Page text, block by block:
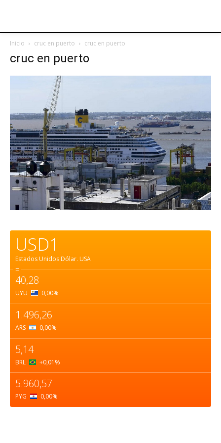
Inicio cruc en puerto cruc en puerto
cruc en puerto
USD1
Estados Unidos Dólar. USA
=
40,28
UYU 0,00%
1.496,26
ARS 0,00%
5,14
BRL +0,01 %
5.960,57
PYG 0,00%